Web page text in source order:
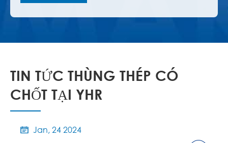
TIN TỨC THÙNG THÉP CÓ
CHỐT TẠI YHR

Jan, 24 2024